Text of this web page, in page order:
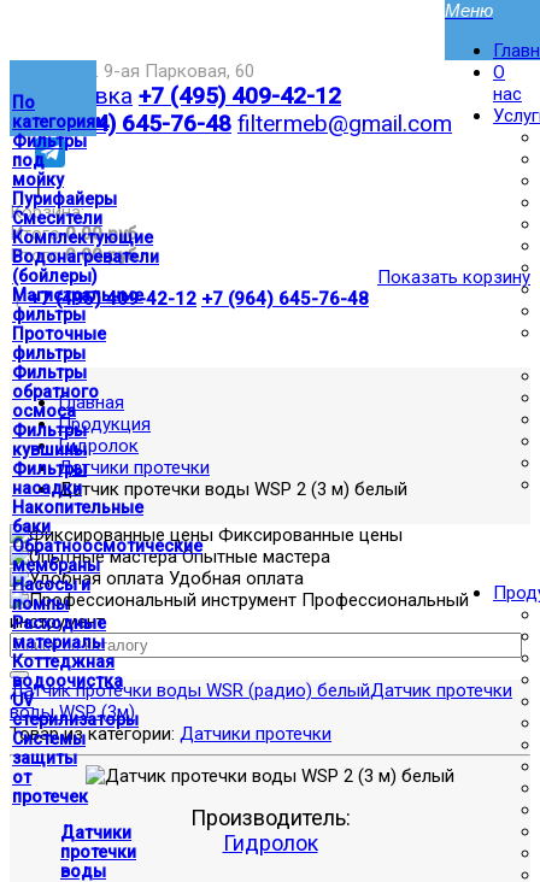
По
категориям
Фильтры
под
мойку
Пурифайеры
Смесители
Комплектующие
Водонагреватели
(бойлеры)
Магистральные
фильтры
Проточные
фильтры
Фильтры
обратного
осмоса
Фильтры
кувшины
Фильтры
насадки
Накопительные
баки
Обратноосмотические
мембраны
Насосы и
помпы
Расходные
материалы
Коттеджная
водоочистка
UV
стерилизаторы
Системы
защиты
от
протечек
Датчики
протечки
воды
Москва,ул. 9-ая Парковая, 60
Доставка +7 (495) 409-42-12
+7 (964) 645-76-48 filtermeb@gmail.com
|
Корзина:
Итого0.00 руб
Итого0.00 руб
Показать корзину
| +7 (495) 409-42-12 +7 (964) 645-76-48
О
нас
Главная
Продукция
Гидролок
Датчики протечки
Датчик протечки воды WSP 2 (3 м) белый
Фиксированные цены
Опытные мастера
Удобная оплата
Профессиональный
инструмент
Датчик протечки воды WSR (радио) белыйДатчик протечки
воды WSP (3м)
Товар из категории: Датчики протечки
Производитель:
Гидролок